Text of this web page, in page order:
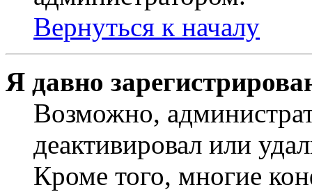
Вернуться к началу
Я давно
Возможно,
деактивировал или
Кроме того, многие